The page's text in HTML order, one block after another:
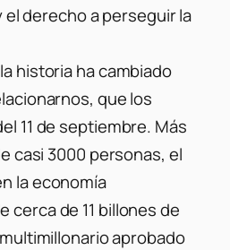
el derecho a perseguir la
historia ha cambiado
que los
11 de septiembre. Más
casi 3000 personas, el
la economía
cerca de 11 billones de
aprobado